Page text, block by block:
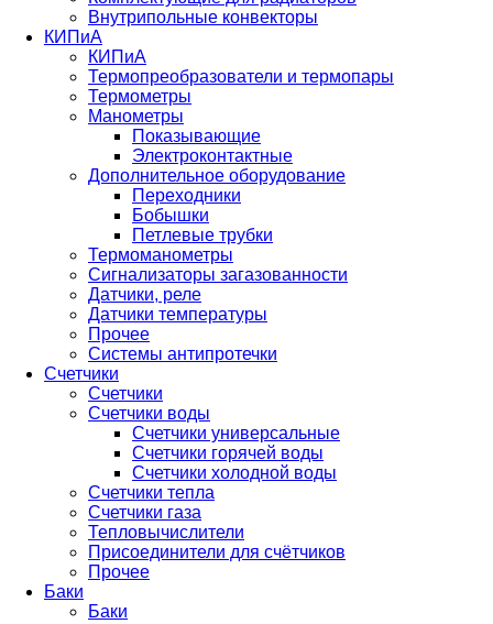
Внутрипольные конвекторы
КИПиА
КИПиА
Термопреобразователи и термопары
Термометры
Манометры
Показывающие
Электроконтактные
Дополнительное оборудование
Переходники
Бобышки
Петлевые трубки
Термоманометры
Сигнализаторы загазованности
Датчики, реле
Датчики температуры
Прочее
Системы антипротечки
Счетчики
Счетчики
Счетчики воды
Счетчики универсальные
Счетчики горячей воды
Счетчики холодной воды
Счетчики тепла
Счетчики газа
Тепловычислители
Присоединители для счётчиков
Прочее
Баки
Баки